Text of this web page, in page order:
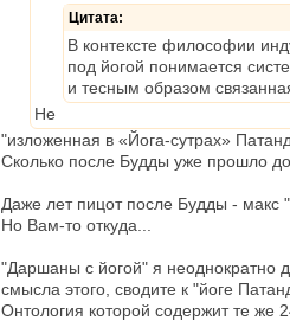
Цитата:
В контексте философии
под йогой понимается
и тесным образом
Не
"изложенная в «Йога-сутрах»
Сколько после Будды уже прошло
Даже лет пицот после Будды - макс
Но Вам-то откуда...
"Даршаны с йогой" я неоднократно
смысла этого, сводите к "йоге
Онтология которой содержит те